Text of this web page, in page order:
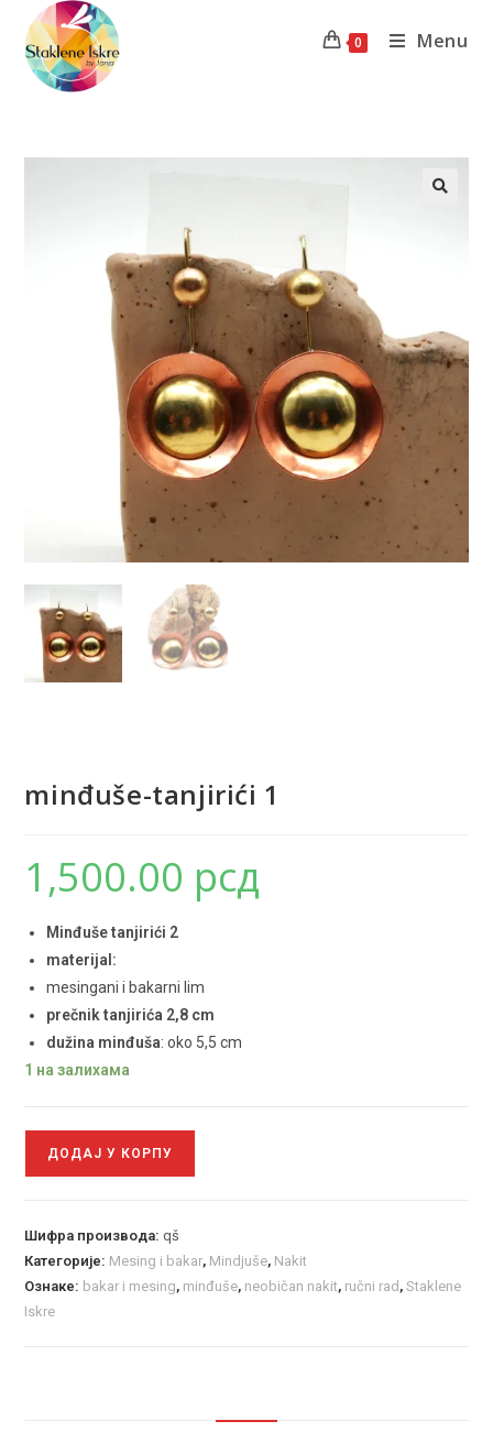
0 Menu
Previous Product
minđuše-tanjirići 1
1,500.00 рсд
Minđuše tanjirići 2
materijal:
mesingani i bakarni lim
prečnik tanjirića 2,8 cm
dužina minđuša: oko 5,5 cm
1 на залихама
ДОДАЈ У КОРПУ
Шифра производа:qš
Категорије: Mesing i bakar, Mindjuše, Nakit
Ознаке: bakar i mesing, minđuše, neobičan nakit, ručni rad ,Staklene
Iskre